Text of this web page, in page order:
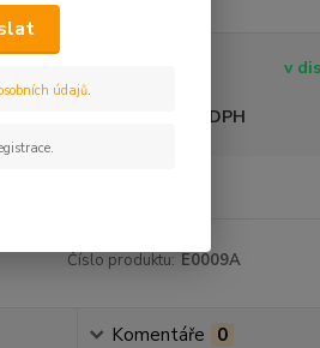
v
Nejsme plátci DPH
Číslo produktu: E0009A
Komentáře 0
údajů.